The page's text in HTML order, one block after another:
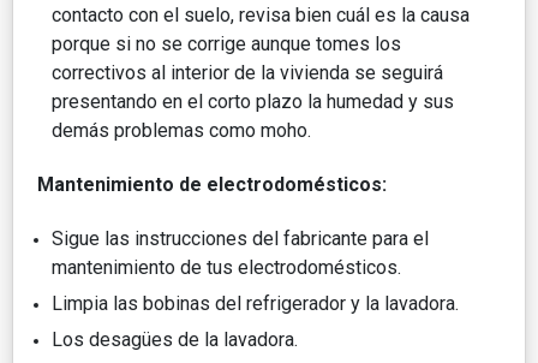
contacto con el suelo, revisa bien cuál es la causa
porque si no se corrige aunque tomes los
correctivos al interior de la vivienda se seguirá
presentando en el corto plazo la humedad y sus
demás problemas como moho.
Mantenimiento de electrodomésticos:
Sigue las instrucciones del fabricante para el
mantenimiento de tus electrodomésticos.
Limpia las bobinas del refrigerador y la lavadora.
Los desagües de la lavadora.